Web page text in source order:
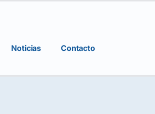
Noticias Contacto